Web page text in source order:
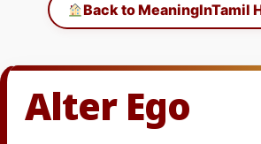
content
Back to MeaningInTamil
Alter Ego